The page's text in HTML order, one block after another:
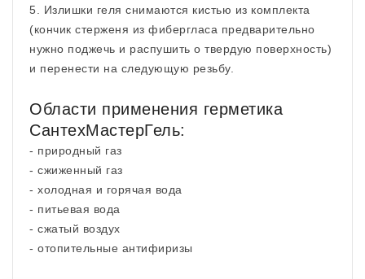
5. Излишки геля снимаются кистью из комплекта
(кончик стерженя из фибергласа предварительно
нужно поджечь и распушить о твердую поверхность)
и перенести на следующую резьбу.
Области применения герметика
СантехМастерГель:
- природный газ
- сжиженный газ
- холодная и горячая вода
- питьевая вода
- сжатый воздух
- отопительные антифиризы